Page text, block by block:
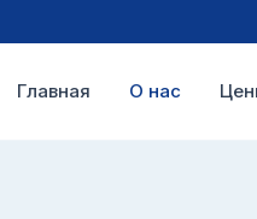
Главная О нас